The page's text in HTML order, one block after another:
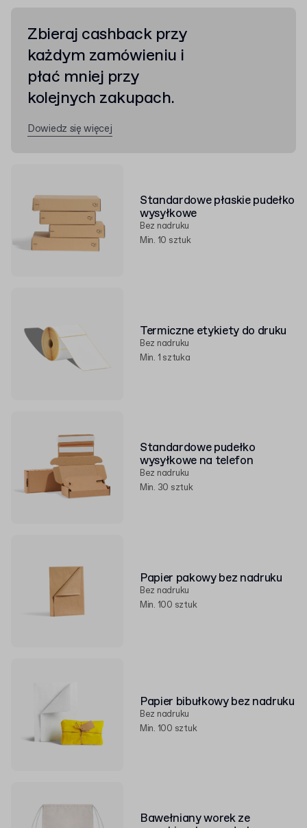
Standardowe płaskie pudełko
wysyłkowe
Bez nadruku
Min. 10 sztuk
Termiczne etykiety do druku
Bez nadruku
Min. 1 sztuka
Standardowe pudełko
wysyłkowe na telefon
Bez nadruku
Min. 30 sztuk
Papier pakowy bez nadruku
Bez nadruku
Min. 100 sztuk
Papier bibułkowy bez nadruku
Bez nadruku
Min. 100 sztuk
Bawełniany worek ze
Zbieraj cashback przy
każdym zamówieniu i
płać mniej przy
kolejnych zakupach.
Dowiedz się więcej